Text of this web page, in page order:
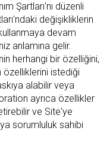
Şartları'nı düzenli
değişikliklerin
devam
anlamına gelir.
herhangi bir özelliğini,
özelliklerini istediği
alabilir veya
ayrıca özellikler
ve Site'ye
sorumluluk sahibi